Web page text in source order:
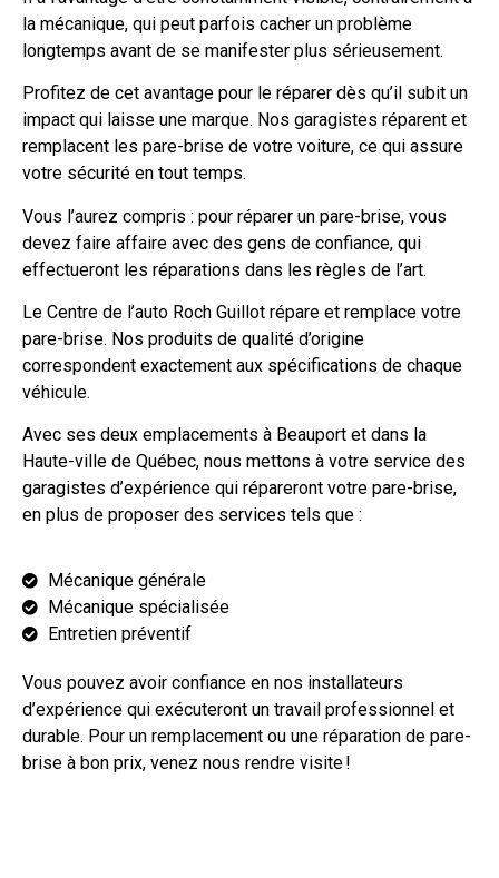
la mécanique, qui peut parfois cacher un problème
longtemps avant de se manifester plus sérieusement.
Profitez de cet avantage pour le réparer dès qu’il subit un
impact qui laisse une marque. Nos garagistes réparent et
remplacent les pare-brise de votre voiture, ce qui assure
votre sécurité en tout temps.
Vous l’aurez compris : pour réparer un pare-brise, vous
devez faire affaire avec des gens de confiance, qui
effectueront les réparations dans les règles de l’art.
Le Centre de l’auto Roch Guillot répare et remplace votre
pare-brise. Nos produits de qualité d’origine
correspondent exactement aux spécifications de chaque
véhicule.
Avec ses deux emplacements à Beauport et dans la
Haute-ville de Québec, nous mettons à votre service des
garagistes d’expérience qui répareront votre pare-brise,
en plus de proposer des services tels que :
Mécanique générale
Mécanique spécialisée
Entretien préventif
Vous pouvez avoir confiance en nos installateurs
d’expérience qui exécuteront un travail professionnel et
durable. Pour un remplacement ou une réparation de pare-
brise à bon prix, venez nous rendre visite !